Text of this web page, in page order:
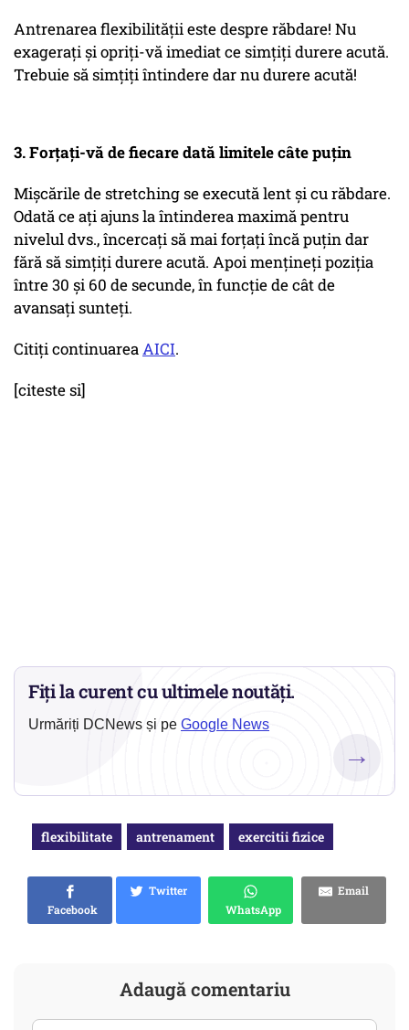
Antrenarea flexibilității este despre răbdare! Nu
exagerați și opriți-vă imediat ce simțiți durere acută.
Trebuie să simțiți întindere dar nu durere acută!
3. Forțați-vă de fiecare dată limitele câte puțin
Mișcările de stretching se execută lent și cu răbdare.
Odată ce ați ajuns la întinderea maximă pentru
nivelul dvs., încercați să mai forțați încă puțin dar
fără să simțiți durere acută. Apoi mențineți poziția
între 30 și 60 de secunde, în funcție de cât de
avansați sunteți.
Citiţi continuareaAICI.
[citeste si]
Fiți la curent cu ultimele noutăți.
Urmăriți DCNews și pe Google News
→
flexibilitate antrenament exercitii fizice
Facebook
Twitter
WhatsApp
Email
Adaugă comentariu